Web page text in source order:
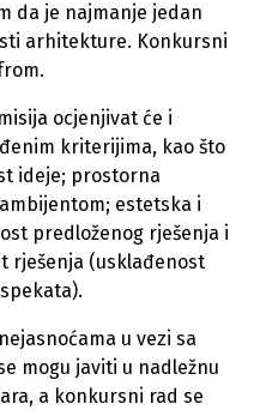
da je najmanje jedan
arhitekture. Konkursni
ocjenjivat će i
kriterijima, kao što
ideje; prostorna
estetska i
predloženog rješenja i
rješenja (usklađenost
u vezi sa
mogu javiti u nadležnu
a konkursni rad se